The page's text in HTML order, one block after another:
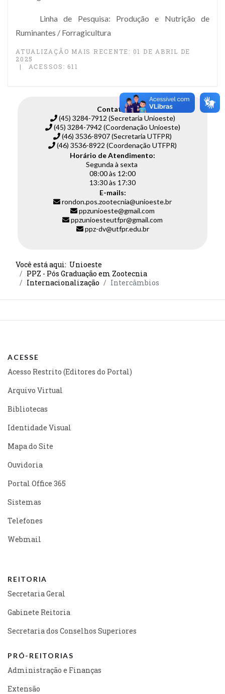
Linha de Pesquisa: Produção e Nutrição de
Ruminantes / Forragicultura
ATUALIZAÇÃO MAIS RECENTE: 01 DE ABRIL DE
2025
ACESSOS: 611
Contato:
(45) 3284-7912 (Secretaria Unioeste)
(45) 3284-7942 (Coordenação Unioeste)
(46) 3536-8907 (Secretaria UTFPR)
(46) 3536-8922 (Coordenação UTFPR)
Horário de Atendimento:
Segunda à sexta
08:00 às 12:00
13:30 às 17:30
E-mails:
rondon.pos.zootecnia@unioeste.br
ppzunioeste@gmail.com
ppzunioesteutfpr@gmail.com
ppz-dv@utfpr.edu.br
Você está aqui: Unioeste
PPZ - Pós Graduação em Zootecnia
Internacionalização
Intercâmbios
ACESSE
Acesso Restrito (Editores do Portal)
Arquivo Virtual
Bibliotecas
Identidade Visual
Mapa do Site
Ouvidoria
Portal Office 365
Sistemas
Telefones
Webmail
REITORIA
Secretaria Geral
Gabinete Reitoria
Secretaria dos Conselhos Superiores
PRÓ-REITORIAS
Administração e Finanças
Extensão